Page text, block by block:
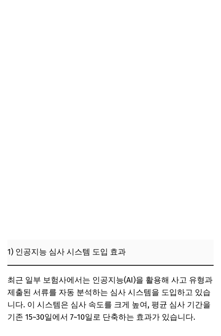
1) 인공지능 심사 시스템 도입 효과
최근 일부 보험사에서는 인공지능(AI)을 활용해 사고 유형과
제출된 서류를 자동 분석하는 심사 시스템을 도입하고 있습
니다. 이 시스템은 심사 속도를 크게 높여, 평균 심사 기간을
기존 15~30일에서 7~10일로 단축하는 효과가 있습니다.